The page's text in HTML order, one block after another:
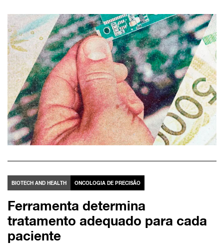
BIOTECH AND HEALTH ONCOLOGIA DE PRECISÃO
Ferramenta determina
tratamento adequado para cada
paciente